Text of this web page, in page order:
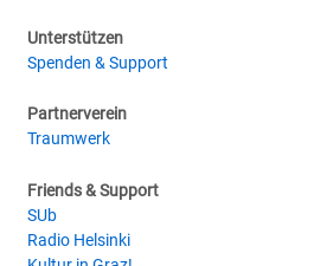
Unterstützen
Spenden & Support
Partnerverein
Traumwerk
Friends & Support
SUb
Radio Helsinki